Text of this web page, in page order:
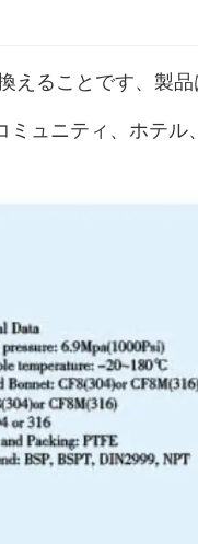
えることです、製品
ミュニティ、ホテル